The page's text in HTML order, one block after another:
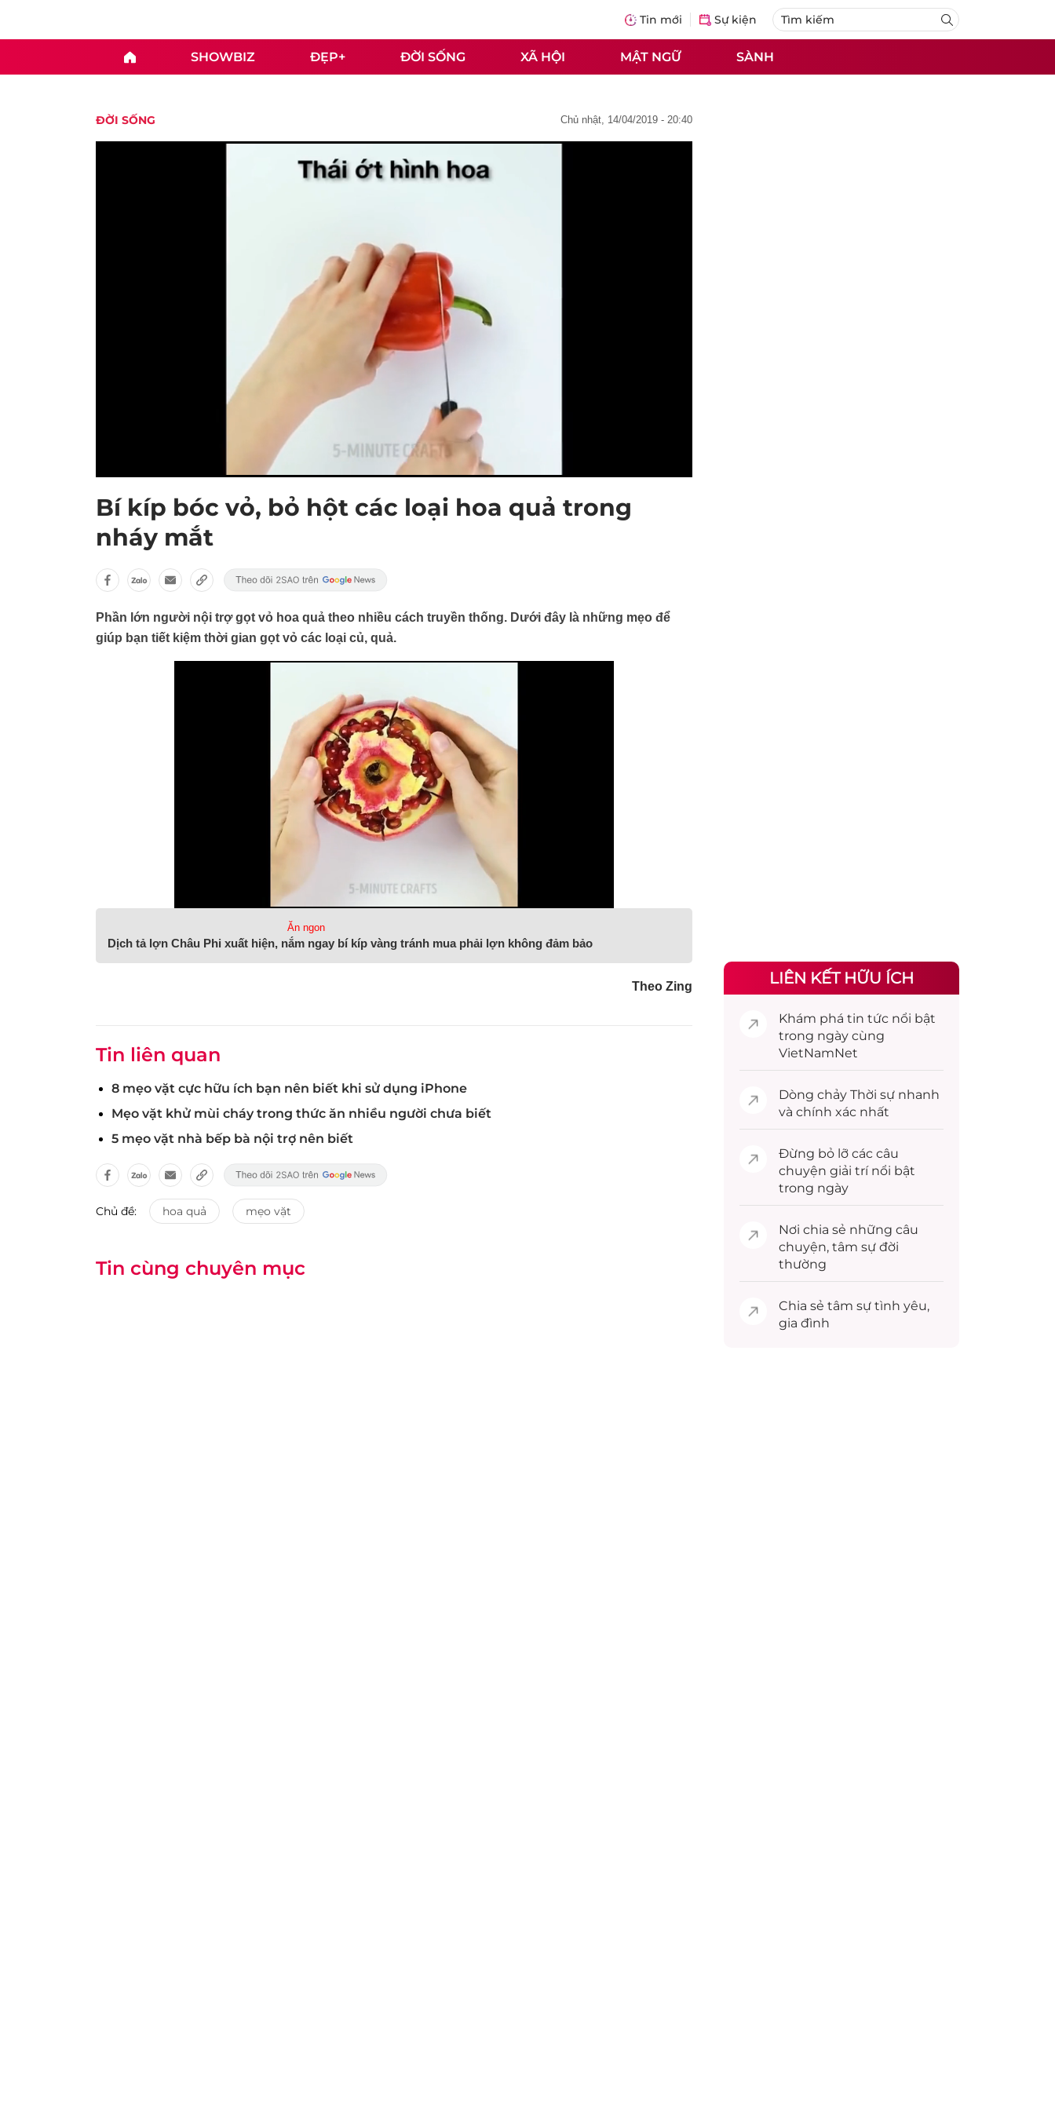
Tin mới Sự kiện
SHOWBIZ ĐẸP+ ĐỜI SỐNG XÃ HỘI MẬT NGỮ SÀNH
ĐỜI SỐNG chủ nhật, 14/04/2019 - 20:40
Bí kíp bóc vỏ, bỏ hột các loại hoa quả trong
nháy mắt
Phần lớn người nội trợ gọt vỏ hoa quả theo nhiều cách truyền thống. Dưới đây là những mẹo để
giúp bạn tiết kiệm thời gian gọt vỏ các loại củ, quả.
Ăn ngon
Dịch tả lợn Châu Phi xuất hiện, nắm ngay bí kíp vàng tránh mua phải lợn không đảm bảo
Theo Zing
Tin liên quan
8 mẹo vặt cực hữu ích bạn nên biết khi sử dụng iPhone
Mẹo vặt khử mùi cháy trong thức ăn nhiều người chưa biết
5 mẹo vặt nhà bếp bà nội trợ nên biết
Chủ đề: hoa quả mẹo vặt
Tin cùng chuyên mục
LIÊN KẾT HỮU ÍCH
Khám phá tin tức nổi bật
trong ngày cùng
VietNamNet
Dòng chảy Thời sự nhanh
và chính xác nhất
Đừng bỏ lỡ các câu
chuyện giải trínổi bật
trong ngày
Nơi chia sẻ những câu
chuyện, tâm sự đời
thường
Chia sẻ tâm sự tình yêu,
gia đình